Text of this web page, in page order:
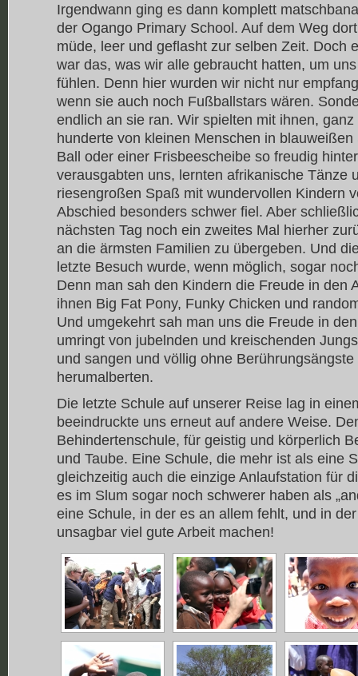
Irgendwann ging es dann komplett
der Ogango Primary School. Auf dem Weg
müde, leer und geflasht zur selben Zeit. Doch
war das, was wir alle gebraucht hatten, um
fühlen. Denn hier wurden wir nicht nur
wenn sie auch noch Fußballstars wären.
endlich an sie ran. Wir spielten mit ihnen,
hunderte von kleinen Menschen in
Ball oder einer Frisbeescheibe so freudig
verausgabten uns, lernten afrikanische Tänze
riesengroßen Spaß mit wundervollen Kindern
Abschied besonders schwer fiel. Aber
nächsten Tag noch ein zweites Mal hierher
an die ärmsten Familien zu übergeben. Und
letzte Besuch wurde, wenn möglich, sogar
Denn man sah den Kindern die Freude in den
ihnen Big Fat Pony, Funky Chicken und
Und umgekehrt sah man uns die Freude in
umringt von jubelnden und kreischenden
und sangen und völlig ohne
herumalberten.
Die letzte Schule auf unserer Reise lag in
beeindruckte uns erneut auf andere Weise.
Behindertenschule, für geistig und körperlich
und Taube. Eine Schule, die mehr ist als eine
gleichzeitig auch die einzige Anlaufstation für
es im Slum sogar noch schwerer haben als
eine Schule, in der es an allem fehlt, und in
unsagbar viel gute Arbeit machen!